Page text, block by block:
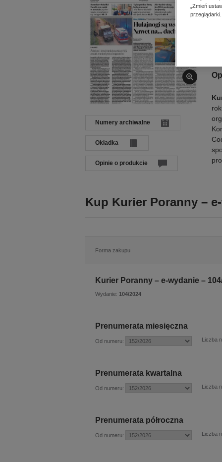
Numery archiwalne
Okładka
Opinie o produkcie
Kup Kurier Poranny –
Forma zakupu
Kurier Poranny – e-wydanie –
Wydanie: 104/2024
Prenumerata miesięczna
Od numeru: Liczba
Prenumerata kwartalna
Od numeru: Liczba
Prenumerata półroczna
Od numeru: Liczba
„Zmień
przeglądarki.